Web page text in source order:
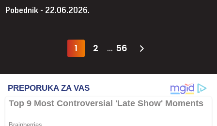
Pobednik - 22.06.2026.
1 2 ... 56